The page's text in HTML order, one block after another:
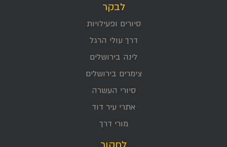
לבקר
סיורים ופעילויות
דרך עולי הרגל
לינה בירושלים
צימרים בירושלים
סיורי העשרה
אתרי עיר דוד
מורי דרך